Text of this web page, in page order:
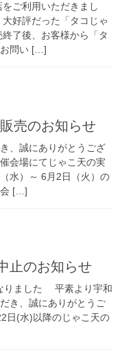
ご利用いただきまし
好評だった「タコじゃ
了後、お客様から「タ
お問い […]
売のお知らせ
、誠にありがとうござ
会場にてじゃこ天の実
水）～ 6月2日（火）の
会 […]
止のお知らせ
りました 平素より宇和
き、誠にありがとうご
日(水)以降のじゃこ天の